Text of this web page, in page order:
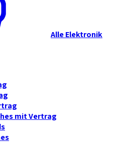
Alle Elektronik
mit Vertrag